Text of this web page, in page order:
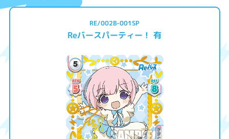
RE/002B-001SP
Reバースパーティー！ 有